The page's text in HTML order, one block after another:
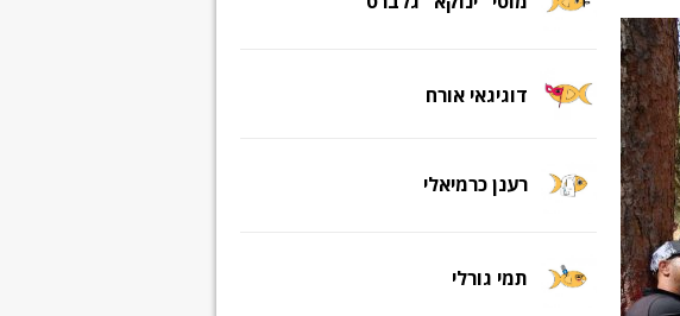
דוגיגאי אורח
רענן כרמיאלי
תמי גורלי